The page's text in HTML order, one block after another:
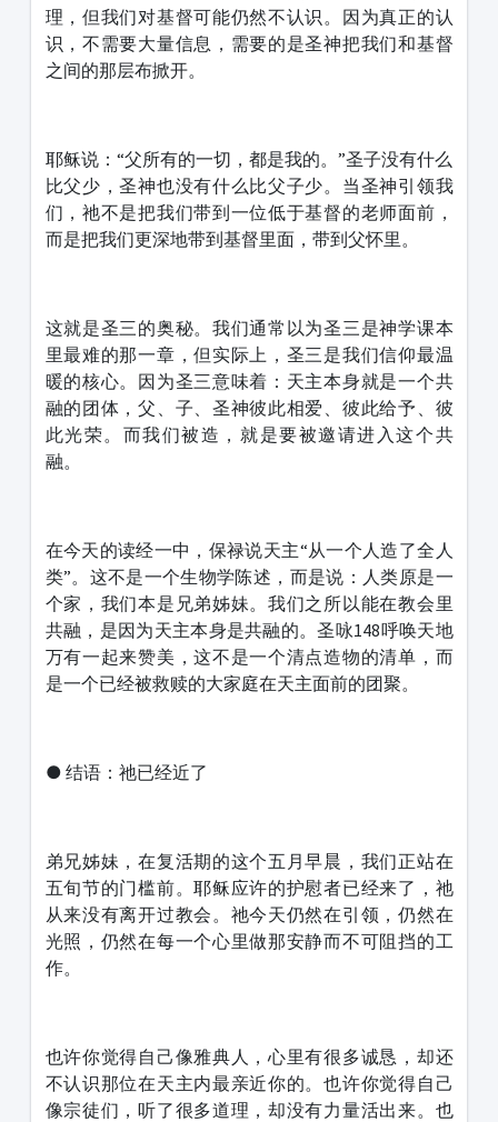
理，但我们对基督可能仍然不认识。因为真正的认
识，不需要大量信息，需要的是圣神把我们和基督
之间的那层布掀开。
耶稣说：“父所有的一切，都是我的。”圣子没有什么
比父少，圣神也没有什么比父子少。当圣神引领我
们，祂不是把我们带到一位低于基督的老师面前，
而是把我们更深地带到基督里面，带到父怀里。
这就是圣三的奥秘。我们通常以为圣三是神学课本
里最难的那一章，但实际上，圣三是我们信仰最温
暖的核心。因为圣三意味着：天主本身就是一个共
融的团体，父、子、圣神彼此相爱、彼此给予、彼
此光荣。而我们被造，就是要被邀请进入这个共
融。
在今天的读经一中，保禄说天主“从一个人造了全人
类”。这不是一个生物学陈述，而是说：人类原是一
个家，我们本是兄弟姊妹。我们之所以能在教会里
共融，是因为天主本身是共融的。圣咏148呼唤天地
万有一起来赞美，这不是一个清点造物的清单，而
是一个已经被救赎的大家庭在天主面前的团聚。
● 结语：祂已经近了
弟兄姊妹，在复活期的这个五月早晨，我们正站在
五旬节的门槛前。耶稣应许的护慰者已经来了，祂
从来没有离开过教会。祂今天仍然在引领，仍然在
光照，仍然在每一个心里做那安静而不可阻挡的工
作。
也许你觉得自己像雅典人，心里有很多诚恳，却还
不认识那位在天主内最亲近你的。也许你觉得自己
像宗徒们，听了很多道理，却没有力量活出来。也